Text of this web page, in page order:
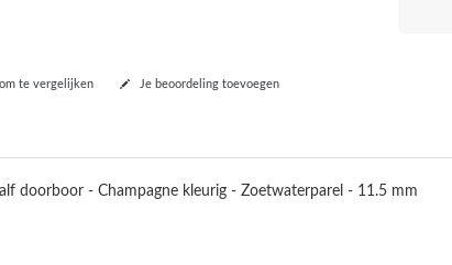
te vergelijken Je beoordeling toevoegen
doorboor - Champagne kleurig - Zoetwaterparel - 11.5 mm